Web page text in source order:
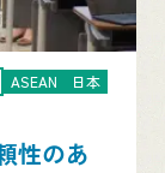
ASEAN
日本
性のあ